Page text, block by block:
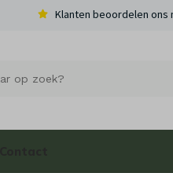
Klanten beoordelen ons